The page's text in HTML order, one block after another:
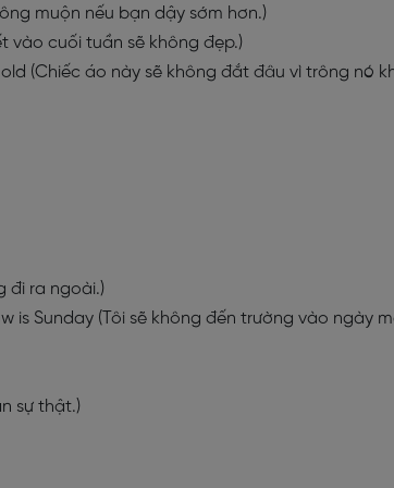
muộn nếu bạn dậy sớm hơn.)
vào cuối tuần sẽ không đẹp.)
old (Chiếc áo này sẽ không đắt đâu vì trông nó
đi ra ngoài.)
is Sunday (Tôi sẽ không đến trường vào ngày
sự thật.)